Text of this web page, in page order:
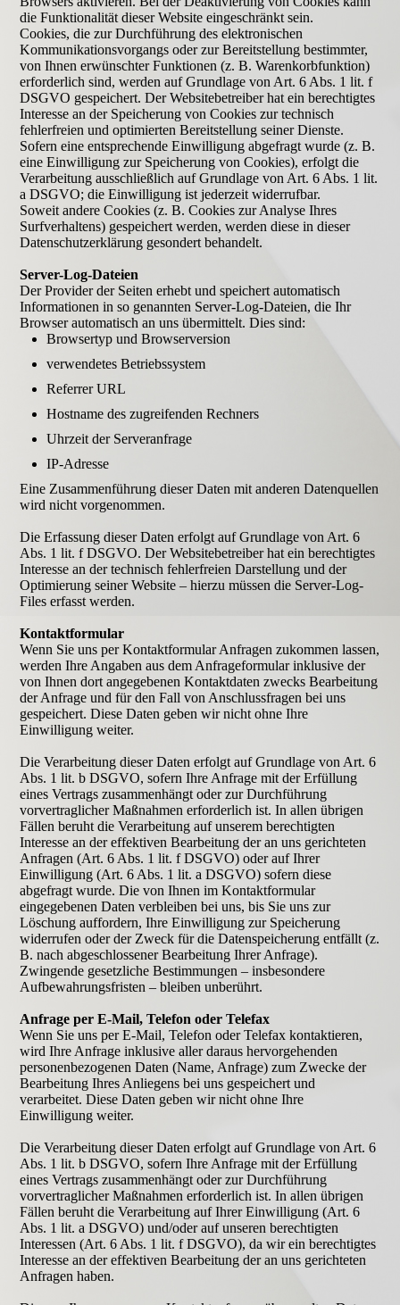
die Funktionalität dieser Website eingeschränkt sein.
Cookies, die zur Durchführung des elektronischen
Kommunikationsvorgangs oder zur Bereitstellung bestimmter,
von Ihnen erwünschter Funktionen (z. B. Warenkorbfunktion)
erforderlich sind, werden auf Grundlage von Art. 6 Abs. 1 lit. f
DSGVO gespeichert. Der Websitebetreiber hat ein berechtigtes
Interesse an der Speicherung von Cookies zur technisch
fehlerfreien und optimierten Bereitstellung seiner Dienste.
Sofern eine entsprechende Einwilligung abgefragt wurde (z. B.
eine Einwilligung zur Speicherung von Cookies), erfolgt die
Verarbeitung ausschließlich auf Grundlage von Art. 6 Abs. 1 lit.
a DSGVO; die Einwilligung ist jederzeit widerrufbar.
Soweit andere Cookies (z. B. Cookies zur Analyse Ihres
Surfverhaltens) gespeichert werden, werden diese in dieser
Datenschutzerklärung gesondert behandelt.
Server-Log-Dateien
Der Provider der Seiten erhebt und speichert automatisch
Informationen in so genannten Server-Log-Dateien, die Ihr
Browser automatisch an uns übermittelt. Dies sind:
Browsertyp und Browserversion
verwendetes Betriebssystem
Referrer URL
Hostname des zugreifenden Rechners
Uhrzeit der Serveranfrage
IP-Adresse
Eine Zusammenführung dieser Daten mit anderen Datenquellen
wird nicht vorgenommen.
Die Erfassung dieser Daten erfolgt auf Grundlage von Art. 6
Abs. 1 lit. f DSGVO. Der Websitebetreiber hat ein berechtigtes
Interesse an der technisch fehlerfreien Darstellung und der
Optimierung seiner Website – hierzu müssen die Server-Log-
Files erfasst werden.
Kontaktformular
Wenn Sie uns per Kontaktformular Anfragen zukommen lassen,
werden Ihre Angaben aus dem Anfrageformular inklusive der
von Ihnen dort angegebenen Kontaktdaten zwecks Bearbeitung
der Anfrage und für den Fall von Anschlussfragen bei uns
gespeichert. Diese Daten geben wir nicht ohne Ihre
Einwilligung weiter.
Die Verarbeitung dieser Daten erfolgt auf Grundlage von Art. 6
Abs. 1 lit. b DSGVO, sofern Ihre Anfrage mit der Erfüllung
eines Vertrags zusammenhängt oder zur Durchführung
vorvertraglicher Maßnahmen erforderlich ist. In allen übrigen
Fällen beruht die Verarbeitung auf unserem berechtigten
Interesse an der effektiven Bearbeitung der an uns gerichteten
Anfragen (Art. 6 Abs. 1 lit. f DSGVO) oder auf Ihrer
Einwilligung (Art. 6 Abs. 1 lit. a DSGVO) sofern diese
abgefragt wurde. Die von Ihnen im Kontaktformular
eingegebenen Daten verbleiben bei uns, bis Sie uns zur
Löschung auffordern, Ihre Einwilligung zur Speicherung
widerrufen oder der Zweck für die Datenspeicherung entfällt (z.
B. nach abgeschlossener Bearbeitung Ihrer Anfrage).
Zwingende gesetzliche Bestimmungen – insbesondere
Aufbewahrungsfristen – bleiben unberührt.
Anfrage per E-Mail, Telefon oder Telefax
Wenn Sie uns per E-Mail, Telefon oder Telefax kontaktieren,
wird Ihre Anfrage inklusive aller daraus hervorgehenden
personenbezogenen Daten (Name, Anfrage) zum Zwecke der
Bearbeitung Ihres Anliegens bei uns gespeichert und
verarbeitet. Diese Daten geben wir nicht ohne Ihre
Einwilligung weiter.
Die Verarbeitung dieser Daten erfolgt auf Grundlage von Art. 6
Abs. 1 lit. b DSGVO, sofern Ihre Anfrage mit der Erfüllung
eines Vertrags zusammenhängt oder zur Durchführung
vorvertraglicher Maßnahmen erforderlich ist. In allen übrigen
Fällen beruht die Verarbeitung auf Ihrer Einwilligung (Art. 6
Abs. 1 lit. a DSGVO) und/oder auf unseren berechtigten
Interessen (Art. 6 Abs. 1 lit. f DSGVO), da wir ein berechtigtes
Interesse an der effektiven Bearbeitung der an uns gerichteten
Anfragen haben.